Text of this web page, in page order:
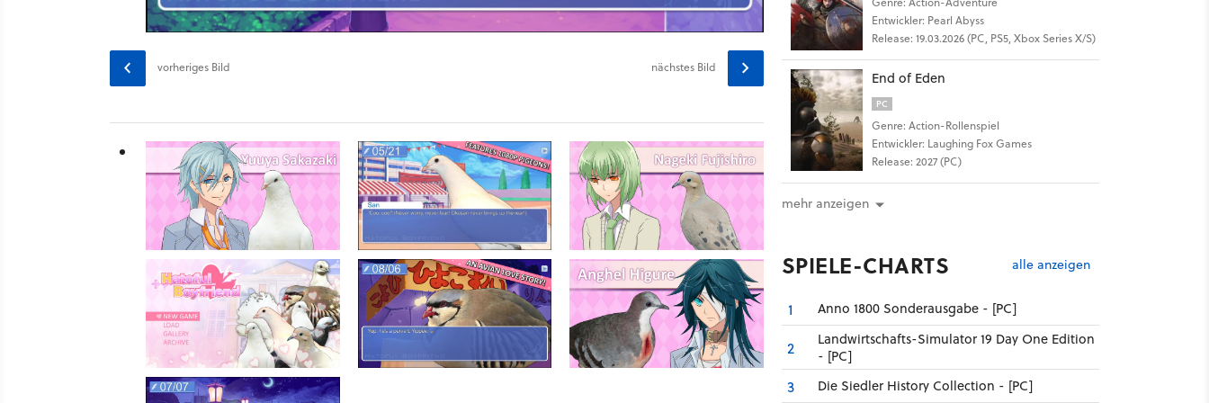
vorheriges Bild nächstesBild
Entwickler: Pearl Abyss
Release: 19.03.2026 (PC, PS5, Xbox Series X/S)
End of Eden
PC
Genre: Action-Rollenspiel
Entwickler: Laughing Fox Games
Release: 2027 (PC)
mehr anzeigen
SPIELE-CHARTS alle anzeigen
1 Anno 1800 Sonderausgabe - [PC]
2
Landwirtschafts-Simulator 19 Day One Edition
- [PC]
3 Die Siedler History Collection - [PC]